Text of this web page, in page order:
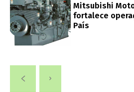
Mitsubishi
fortalece
País